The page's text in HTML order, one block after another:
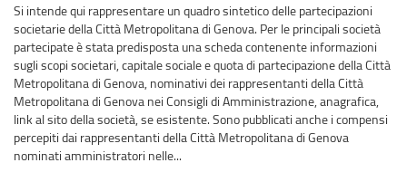
Si intende qui rappresentare un quadro sintetico delle partecipazioni
societarie della Città Metropolitana di Genova. Per le principali società
partecipate è stata predisposta una scheda contenente informazioni
sugli scopi societari, capitale sociale e quota di partecipazione della Città
Metropolitana di Genova, nominativi dei rappresentanti della Città
Metropolitana di Genova nei Consigli di Amministrazione, anagrafica,
link al sito della società, se esistente. Sono pubblicati anche i compensi
percepiti dai rappresentanti della Città Metropolitana di Genova
nominati amministratori nelle...